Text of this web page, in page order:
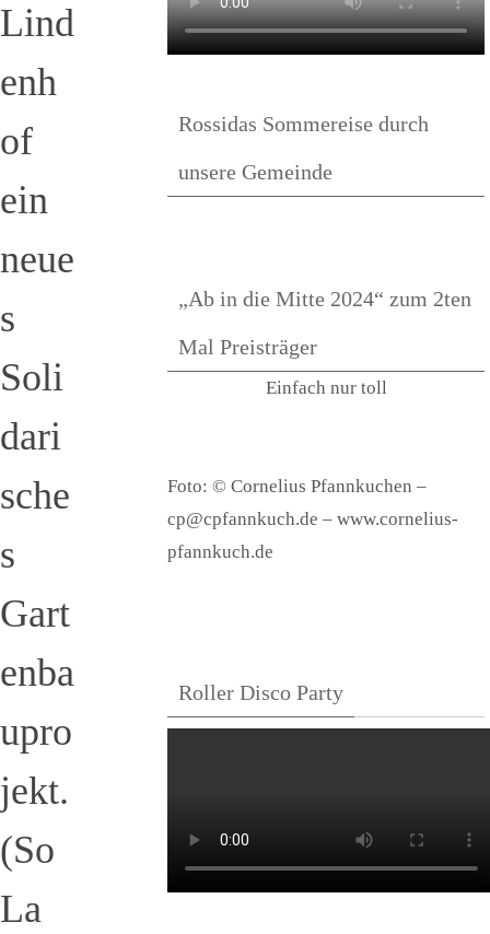
Lind
enh
of
ein
neue
s
Soli
dari
sche
s
Gart
enba
upro
jekt.
(So
La
Rossidas Sommereise durch
unsere Gemeinde
„Ab in die Mitte 2024“ zum 2ten
Mal Preisträger
Einfach nur toll
Foto: © Cornelius Pfannkuchen –
cp@cpfannkuch.de – www.cornelius-
pfannkuch.de
Roller Disco Party